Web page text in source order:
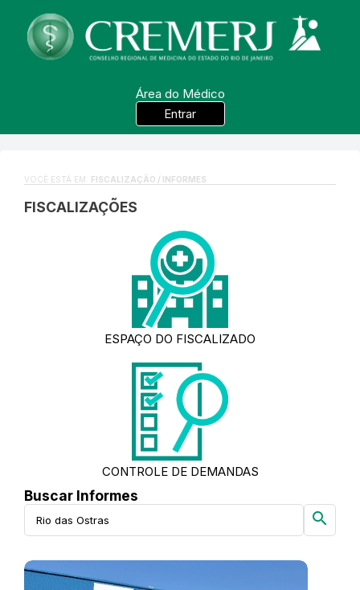
Área do Médico
Entrar
VOCÊ ESTÁ EM: FISCALIZAÇÃO / INFORMES
FISCALIZAÇÕES
ESPAÇO DO FISCALIZADO
CONTROLE DE DEMANDAS
Buscar Informes
search